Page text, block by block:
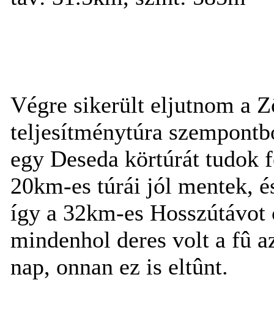
Végre sikerült eljutnom a
teljesítménytúra
egy Deseda körtúrát
20km-es túrái jól mentek,
így a 32km-es
mindenhol deres volt a fû
nap, onnan ez is eltûnt.